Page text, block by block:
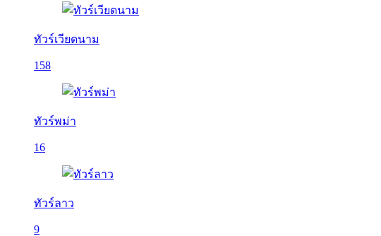
ทัวร์เวียดนาม
158
ทัวร์พม่า
16
ทัวร์ลาว
9